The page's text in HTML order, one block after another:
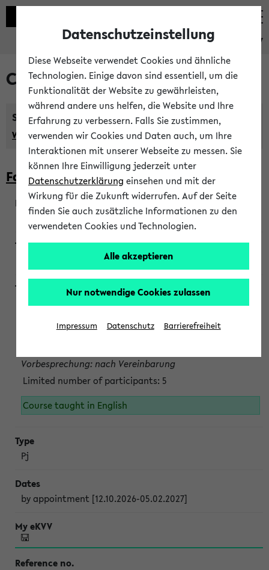
eKVV
Courses taught in English
Semester:
WiSe 2026/2027 SoSe 2026 Previous...
Faculty of Biology
200923
Wendisch, Peters-Wendisch, Stegelmann
Projektmodul "Bakterielle Biotechnologie"
Persönliche Anmeldung beim Veranstalter ist unbedingt
Vorbesprechung: nach Vereinbarung
Limited number of participants: 5
Course taught in English
Pj
by appointment [12.10.2026-05.02.2027]
Datenschutzeinstellung
Diese Webseite verwendet Cookies und ähnliche
Technologien. Einige davon sind essentiell, um die
Funktionalität der Website zu gewährleisten,
während andere uns helfen, die Website und Ihre
Erfahrung zu verbessern. Falls Sie zustimmen,
verwenden wir Cookies und Daten auch, um Ihre
Interaktionen mit unserer Webseite zu messen. Sie
können Ihre Einwilligung jederzeit unter
Datenschutzerklärung einsehen und mit der
Wirkung für die Zukunft widerrufen. Auf der Seite
finden Sie auch zusätzliche Informationen zu den
verwendeten Cookies und Technologien.
Alle akzeptieren
Nur notwendige Cookies zulassen
Impressum Datenschutz Barrierefreiheit